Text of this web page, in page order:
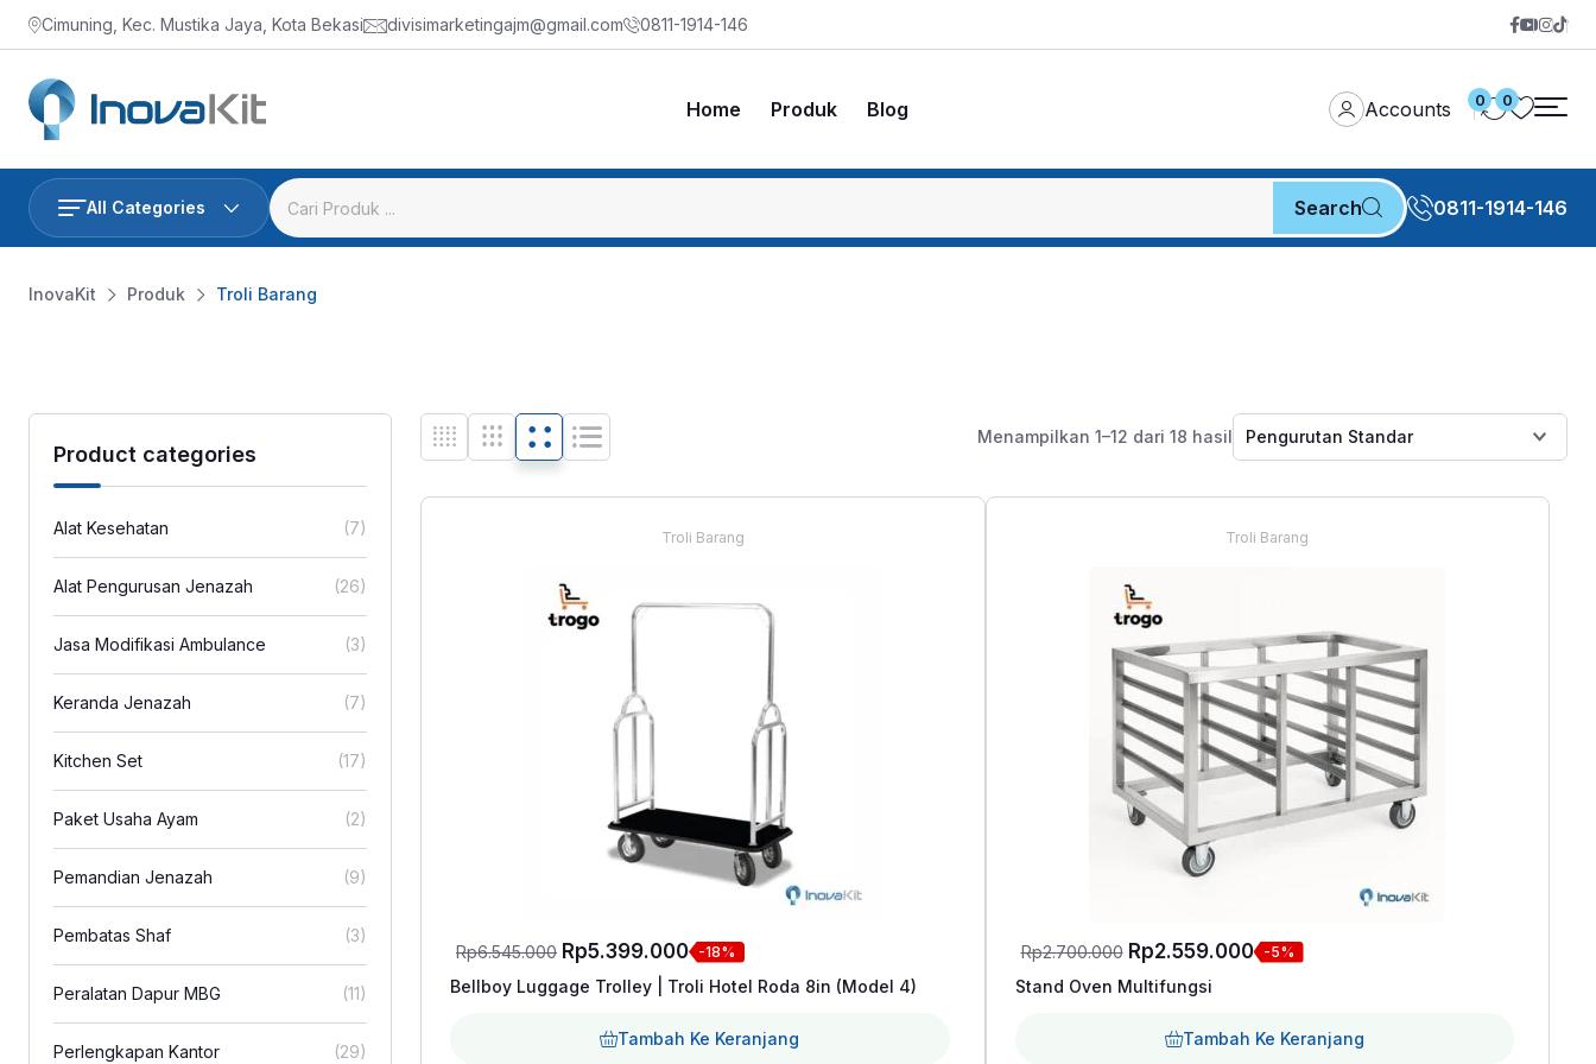
Skip
to
content
Cimuning, Kec. Mustika Jaya, Kota Bekasi divisimarketingajm@gmail.com 0811-1914-146
Home Produk Blog Accounts 0 0
All Categories Search 0811-1914-146
InovaKit Produk Troli Barang
Product categories
Alat Kesehatan (7)
Alat Pengurusan Jenazah (26)
Jasa Modifikasi Ambulance (3)
Keranda Jenazah (7)
Kitchen Set (17)
Paket Usaha Ayam (2)
Pemandian Jenazah (9)
Pembatas Shaf (3)
Peralatan Dapur MBG (11)
Perlengkapan Kantor (29)
Menampilkan 1–12 dari 18 hasil
Troli Barang
Rp6.545.000 Harga
aslinya
Rp6.545.000.
Rp5.399.000Harga
saat
adalah:
-18%
Bellboy Luggage Trolley | Troli Hotel Roda 8in (Model 4)
Tambah Ke Keranjang
Troli Barang
Rp2.700.000 Harga
aslinya
Rp2.700.000.
Rp2.559.000Harga
adalah:
-5%
Stand Oven Multifungsi
Tambah Ke Keranjang